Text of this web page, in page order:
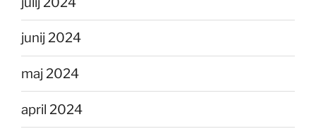
junij 2024
maj 2024
april 2024